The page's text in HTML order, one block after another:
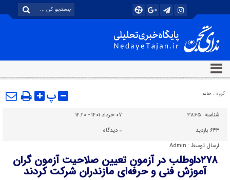
گروه : خانه پ
شناسه : ۳۸۶۵
۰۷ خرداد ۱۴۰۱ - ۱۲:۲۰
۶۴۳ بازدید
۰ دیدگاه
ارسال توسط : Admin
۲۷۸داوطلب در آزمون تعیین صلاحیت آزمون گران
آموزش فنی و حرفه‌ای مازندران شرکت کردند